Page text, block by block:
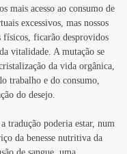
mais acesso ao consumo de
excessivos, mas nossos
físicos, ficarão desprovidos
vitalidade. A mutação se
da vida orgânica,
trabalho e do consumo,
do desejo.
tradução poderia estar, num
da benesse nutritiva da